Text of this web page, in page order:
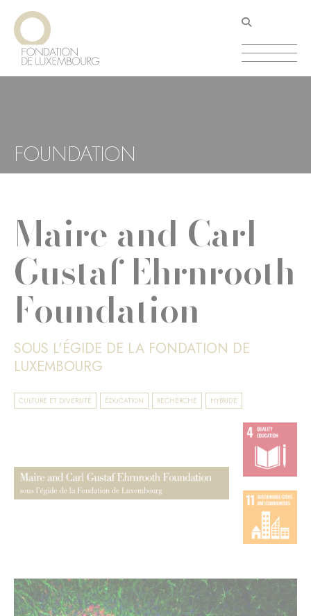
Aller
contenu
principal
FOUNDATION
Maire and Carl
Gustaf Ehrnrooth
Foundation
SOUS L'ÉGIDE DE LA FONDATION DE
LUXEMBOURG
CULTURE ET DIVERSITÉ ÉDUCATION RECHERCHE HYBRIDE
Panneau de gestion des cookies